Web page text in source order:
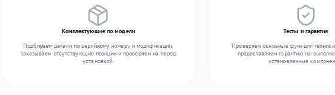
Комплектующие по модели
Подбираем детали по серийному номеру и модификации,
заказываем отсутствующие позиции и проверяем их перед
установкой.
Тесты и гарантия
Проверяем основные функции
предоставляем гарантию на
установленные